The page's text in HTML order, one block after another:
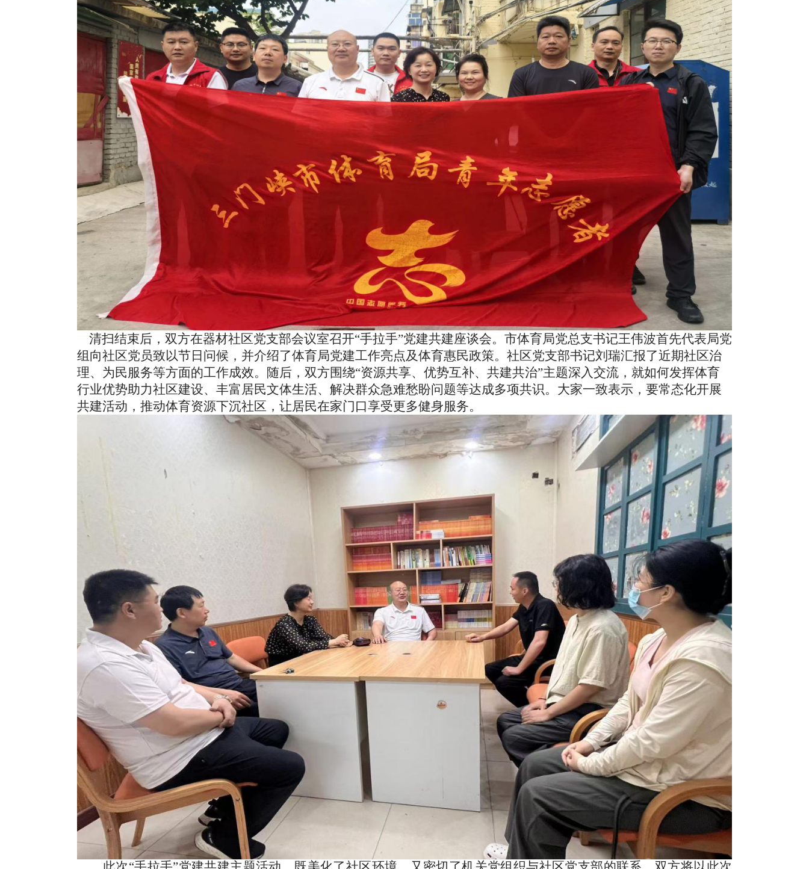
清扫结束后，双方在器材社区党支部会议室召开“手拉手”党建共建座谈会。市体育局党总支书记王伟波首先代表局党
组向社区党员致以节日问候，并介绍了体育局党建工作亮点及体育惠民政策。社区党支部书记刘瑞汇报了近期社区治
理、为民服务等方面的工作成效。随后，双方围绕“资源共享、优势互补、共建共治”主题深入交流，就如何发挥体育
行业优势助力社区建设、丰富居民文体生活、解决群众急难愁盼问题等达成多项共识。大家一致表示，要常态化开展
共建活动，推动体育资源下沉社区，让居民在家门口享受更多健身服务。